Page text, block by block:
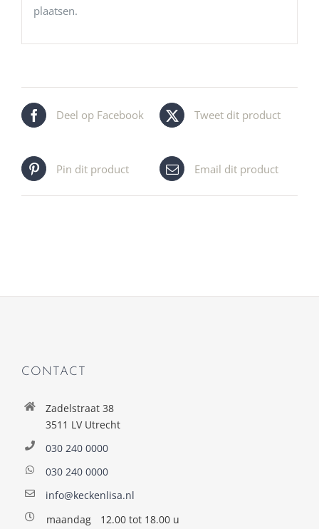
plaatsen.
Deel op Facebook Tweet dit product
Pin dit product Email dit product
CONTACT
Zadelstraat 38
3511 LV Utrecht
030 240 0000
030 240 0000
info@keckenlisa.nl
maandag
12.00 tot 18.00 u